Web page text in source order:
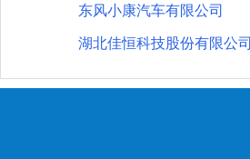
东风小康汽车有限公司
湖北佳恒科技股份有限公司